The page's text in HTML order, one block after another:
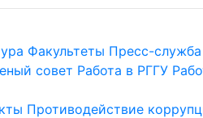
Факультеты Пресс-служба
совет Работа в РГГУ
Противодействие